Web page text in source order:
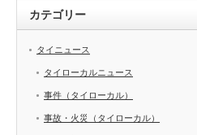
カテゴリー
タイニュース
タイローカルニュース
事件（タイローカル）
事故・火災（タイローカル）